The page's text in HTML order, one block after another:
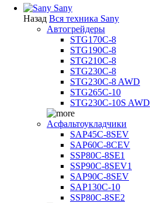
Sany
Назад Вся техника Sany
Автогрейдеры
STG170C-8
STG190C-8
STG210C-8
STG230C-8
STG230C-8 AWD
STG265C-10
STG230C-10S AWD
Асфальтоукладчики
SAP45С-8SEV
SAP60C-8CEV
SSP80C-8SE1
SSP90C-8SEV1
SAP90C-8SEV
SAP130C-10
SSP80C-8SE2